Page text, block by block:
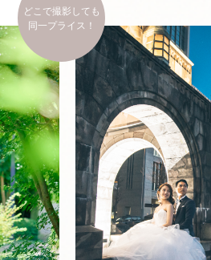
どこで撮影しても
同一プライス！